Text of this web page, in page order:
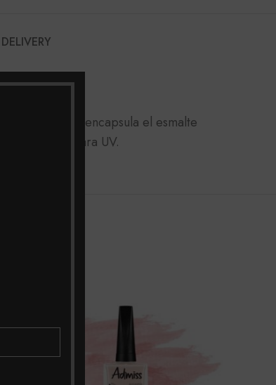
en gel que encapsula el esmalte
de lampara UV.